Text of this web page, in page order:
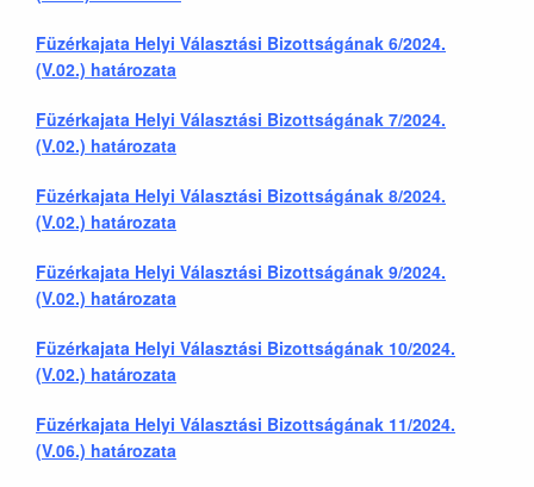
Füzérkajata Helyi Választási Bizottságának 6/2024.
(V.02.) határozata
Füzérkajata Helyi Választási Bizottságának 7/2024.
(V.02.) határozata
Füzérkajata Helyi Választási Bizottságának 8/2024.
(V.02.) határozata
Füzérkajata Helyi Választási Bizottságának 9/2024.
(V.02.) határozata
Füzérkajata Helyi Választási Bizottságának 10/2024.
(V.02.) határozata
Füzérkajata Helyi Választási Bizottságának 11/2024.
(V.06.) határozata